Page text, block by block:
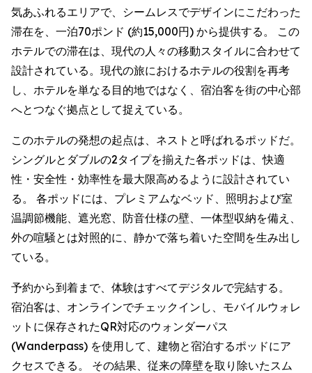
気あふれるエリアで、シームレスでデザインにこだわった
滞在を、一泊70ポンド (約15,000円) から提供する。 この
ホテルでの滞在は、現代の人々の移動スタイルに合わせて
設計されている。現代の旅におけるホテルの役割を再考
し、ホテルを単なる目的地ではなく、宿泊客を街の中心部
へとつなぐ拠点として捉えている。
このホテルの発想の起点は、ネストと呼ばれるポッドだ。
シングルとダブルの2タイプを揃えた各ポッドは、快適
性・安全性・効率性を最大限高めるように設計されてい
る。 各ポッドには、プレミアムなベッド、照明および室
温調節機能、遮光窓、防音仕様の壁、一体型収納を備え、
外の喧騒とは対照的に、静かで落ち着いた空間を生み出し
ている。
予約から到着まで、体験はすべてデジタルで完結する。
宿泊客は、オンラインでチェックインし、モバイルウォレ
ットに保存されたQR対応のウォンダーパス
(Wanderpass) を使用して、建物と宿泊するポッドにア
クセスできる。 その結果、従来の障壁を取り除いたスム